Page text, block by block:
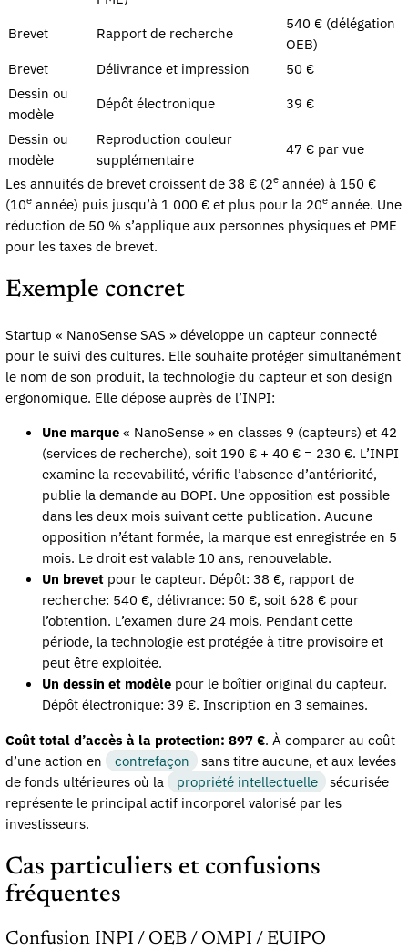
Brevet Rapport de recherche
540 € (délégation
OEB)
Brevet
Délivrance et impression
50 €
Dessin ou
modèle
Dépôt électronique
39 €
Dessin ou
modèle
Reproduction couleur
supplémentaire
47 € par vue
Les annuités de brevet croissent de 38 € (2e année) à 150 €
(10e année) puis jusqu’à 1 000 € et plus pour la 20e année. Une
réduction de 50 % s’applique aux personnes physiques et PME
pour les taxes de brevet.
Exemple concret
Startup « NanoSense SAS » développe un capteur connecté
pour le suivi des cultures. Elle souhaite protéger simultanément
le nom de son produit, la technologie du capteur et son design
ergonomique. Elle dépose auprès de l’INPI:
Une marque « NanoSense » en classes 9 (capteurs) et 42
(services de recherche), soit 190 € + 40 € = 230 €. L’INPI
examine la recevabilité, vérifie l’absence d’antériorité,
publie la demande au BOPI. Une opposition est possible
dans les deux mois suivant cette publication. Aucune
opposition n’étant formée, la marque est enregistrée en 5
mois. Le droit est valable 10 ans, renouvelable.
Un brevet pour le capteur. Dépôt: 38 €, rapport de
recherche: 540 €, délivrance: 50 €, soit 628 € pour
l’obtention. L’examen dure 24 mois. Pendant cette
période, la technologie est protégée à titre provisoire et
peut être exploitée.
Un dessin et modèle pour le boîtier original du capteur.
Dépôt électronique: 39 €. Inscription en 3 semaines.
Coût total d’accès à la protection: 897 €. À comparer au coût
d’une action en
contrefaçon
sans titre aucune, et aux levées
de fonds ultérieures où la
propriété intellectuelle
sécurisée
représente le principal actif incorporel valorisé par les
investisseurs.
Cas particuliers et confusions
fréquentes
Confusion INPI / OEB / OMPI / EUIPO